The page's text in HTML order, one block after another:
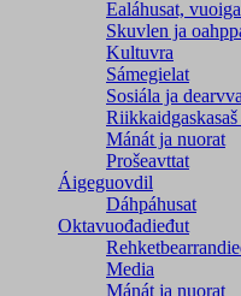
Ealáhusat,
Skuvlen ja
Kultuvra
Sámegielat
Sosiála ja
Riikkaidgaskasaš
Mánát ja nuorat
Prošeavttat
Áigeguovdil
Dáhpáhusat
Oktavuođadieđut
Media
Mánát ja nuorat